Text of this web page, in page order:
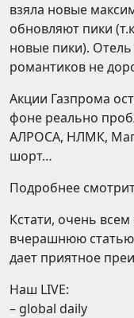
взяла новые
обновляют пики
новые пики).
романтиков не
Акции Газпрома
фоне реально
АЛРОСА, НЛМК,
шорт…
Подробнее
Кстати, очень
вчерашнюю статью
дает приятное
Наш LIVE:
– global daily